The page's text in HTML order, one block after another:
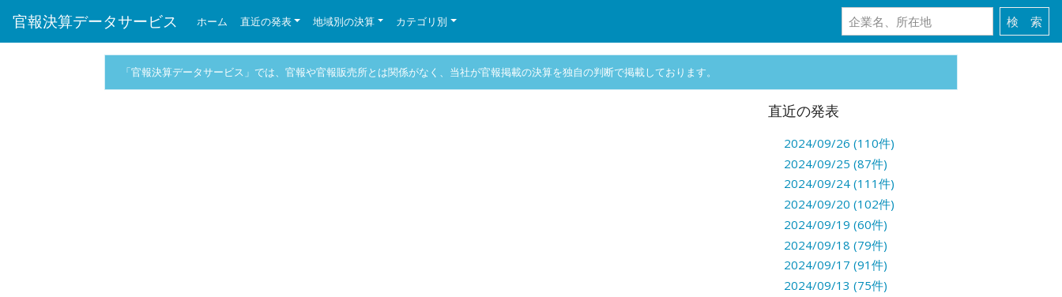
官報決算データサービス ホーム 直近の発表 地域別の決算 カテゴリ別
「官報決算データサービス」では、官報や官報販売所とは関係がなく、当社が官報掲載の決算を独自の判断で掲載しております。
直近の発表
2024/09/26 (110件)
2024/09/25 (87件)
2024/09/24 (111件)
2024/09/20 (102件)
2024/09/19 (60件)
2024/09/18 (79件)
2024/09/17 (91件)
2024/09/13 (75件)